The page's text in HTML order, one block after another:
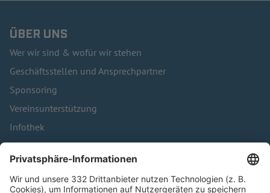
ÜBER UNS
Wer wir sind & wofür wir stehen
Geschäftsstellen und Ansprechpartner
Sponsoring
Vereinsunterstützung
Infothek
Kontakt
HÄUFIG BESUCHTE SEITEN